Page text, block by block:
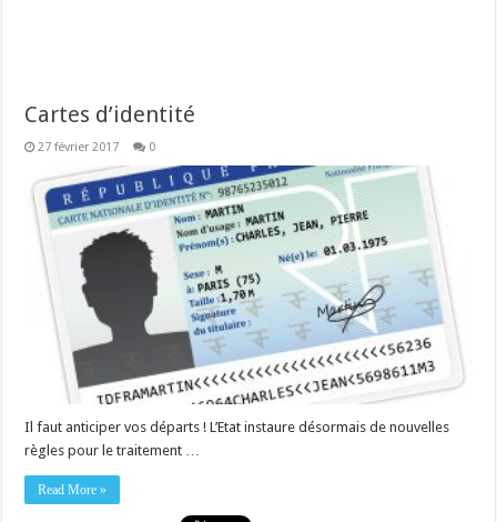
Cartes d’identité
27 février 2017 0
Il faut anticiper vos départs ! L’Etat instaure désormais de nouvelles
règles pour le traitement …
Read More »